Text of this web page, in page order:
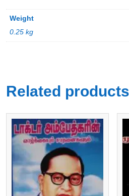
Weight
0.25 kg
Related products